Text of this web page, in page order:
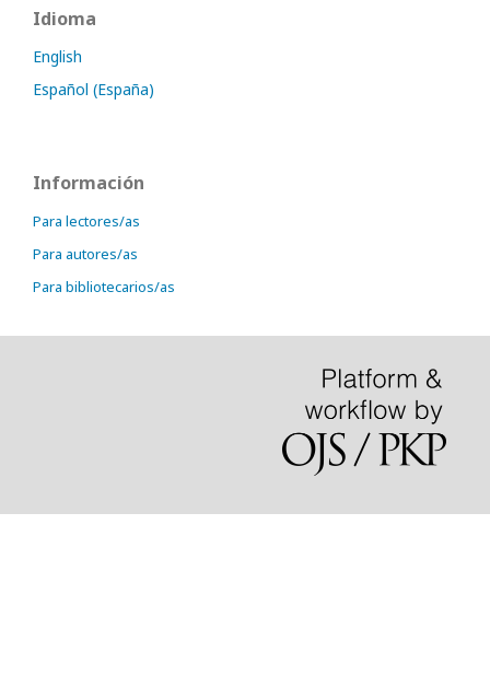
Idioma
English
Español (España)
Información
Para lectores/as
Para autores/as
Para bibliotecarios/as